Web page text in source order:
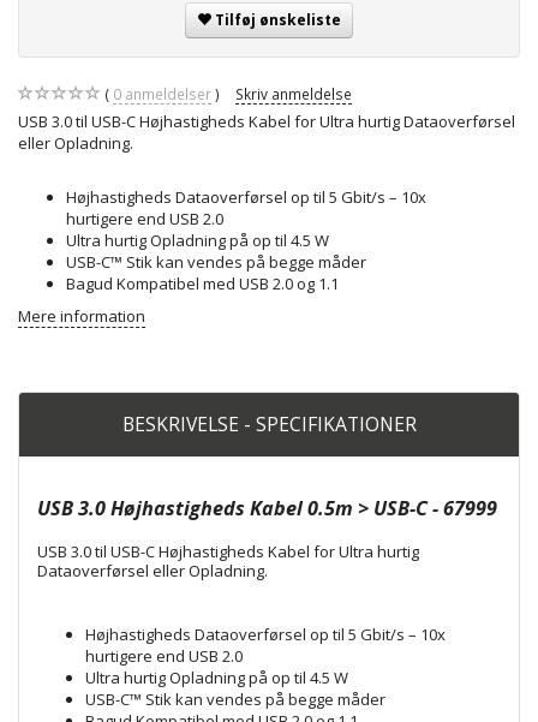
Tilføj ønskeliste
0 anmeldelser Skriv anmeldelse
USB 3.0 til USB-C Højhastigheds Kabel for Ultra hurtig Dataoverførsel
eller Opladning.
Højhastigheds Dataoverførsel op til 5 Gbit/s – 10x
hurtigere end USB 2.0
Ultra hurtig Opladning på op til 4.5 W
USB-C™ Stik kan vendes på begge måder
Bagud Kompatibel med USB 2.0 og 1.1
Mere information
BESKRIVELSE - SPECIFIKATIONER
USB 3.0 Højhastigheds Kabel 0.5m > USB-C - 67999
USB 3.0 til USB-C Højhastigheds Kabel for Ultra hurtig
Dataoverførsel eller Opladning.
Højhastigheds Dataoverførsel op til 5 Gbit/s – 10x
hurtigere end USB 2.0
Ultra hurtig Opladning på op til 4.5 W
USB-C™ Stik kan vendes på begge måder